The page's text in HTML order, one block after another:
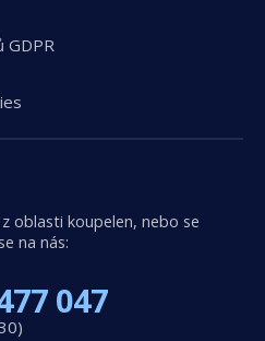
GDPR
oblasti koupelen, nebo se
na nás:
047